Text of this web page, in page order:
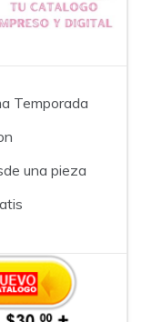
Temporada
una pieza